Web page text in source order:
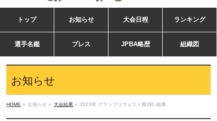
トップ お知らせ 大会日程 ランキング
選手名鑑 プレス JPBA略歴 組織図
お知らせ
HOME » お知らせ » 大会結果 » 2023年 グランプリウェスト第2戦･結果